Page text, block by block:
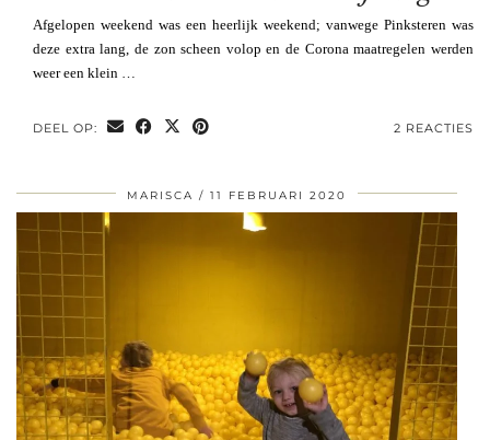
Afgelopen weekend was een heerlijk weekend; vanwege Pinksteren was
deze extra lang, de zon scheen volop en de Corona maatregelen werden
weer een klein …
DEEL OP: 2 REACTIES
MARISCA 11 FEBRUARI 2020